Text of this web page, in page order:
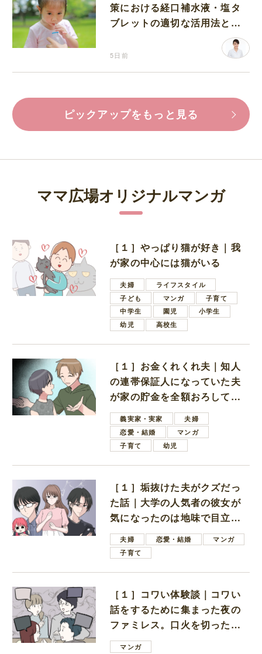
策における経口補水液・塩タ
ブレットの適切な活用法と水
5日前
ピックアップをもっと見る
ママ広場オリジナルマンガ
［１］やっぱり猫が好き｜我
が家の中心には猫がいる
夫婦
ライフスタイル
子ども
マンガ
子育て
中学生
園児
小学生
幼児
高校生
［１］お金くれくれ夫｜知人
の連帯保証人になっていた夫
が家の貯金を全額おろしてほ
しいと言ってきた
義実家・実家
夫婦
恋愛・結婚
マンガ
子育て
幼児
［１］垢抜けた夫がクズだっ
た話｜大学の人気者の彼女が
気になったのは地味で目立た
ない男子学生
夫婦 恋愛・結婚
マンガ
子育て
［１］コワい体験談｜コワい
話をするために集まった夜の
ファミレス。口火を切ったの
は電車好きの男の子ママ
マンガ